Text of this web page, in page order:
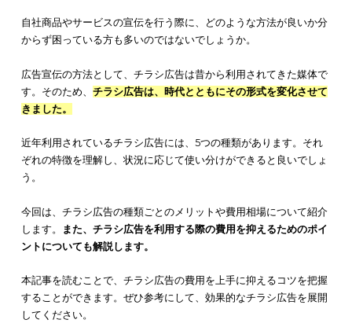
自社商品やサービスの宣伝を行う際に、どのような方法が良い
からず困っている方も多いのではないでしょうか。
す。そのため、 チラシ広告は、時代とともにその形式を変化さ
きました。
近年利用されているチラシ広告には、5つの種類があります。そ
ぞれの特徴を理解し、状況に応じて使い分けができると良いで
う。
今回は、チラシ広告の種類ごとのメリットや費用相場について
します。また、チラシ広告を利用する際の費用を抑えるための
ントについても解説します。